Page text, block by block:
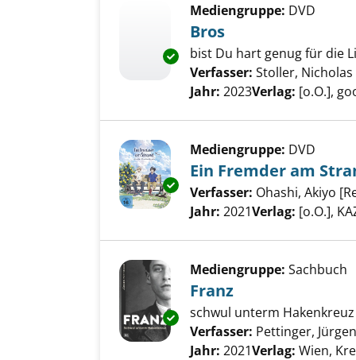
Exemplar-Details von Bros
Mediengruppe: DVD
Bros
bist Du hart genug für die
Verfasser: Stoller, Nicholas
Jahr: 2023Verlag: [o.O.],
Exemplar-Details von Ein
Mediengruppe: DVD
Ein Fremder am
Verfasser: Ohashi, Akiyo
Jahr: 2021Verlag: [o.O.],
Exemplar-Details von Franz
Mediengruppe: Sachbuch
Franz
schwul unterm Hakenkreuz
Verfasser: Pettinger, Jürgen
Jahr: 2021Verlag: Wien,